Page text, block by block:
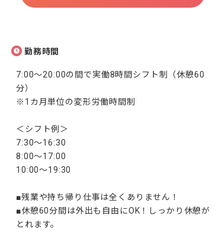
勤務時間
7:00～20:00の間で実働8時間シフト制（休憩60
分）
※1カ月単位の変形労働時間制
＜シフト例＞
7:30～16:30
8:00～17:00
10:00～19:30
■残業や持ち帰り仕事は全くありません！
■休憩60分間は外出も自由にOK！しっかり休憩が
とれます。